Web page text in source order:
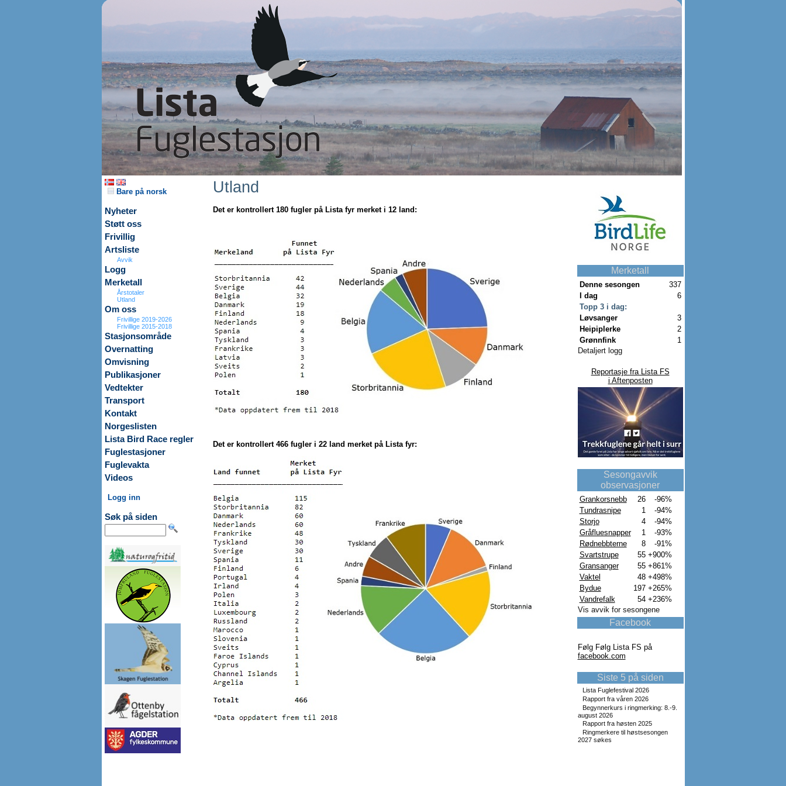
Bare på norsk
Nyheter
Støtt oss
Frivillig
Artsliste
Avvik
Logg
Merketall
Årstotaler
Utland
Om oss
Frivillige 2019-2026
Frivillige 2015-2018
Stasjonsområde
Overnatting
Omvisning
Publikasjoner
Vedtekter
Transport
Kontakt
Norgeslisten
Lista Bird Race regler
Fuglestasjoner
Fuglevakta
Videos
Logg inn
Søk på siden
Utland
Det er kontrollert 180 fugler på Lista fyr merket i 12 land:
Det er kontrollert 466 fugler i 22 land merket på Lista fyr:
Merketall
Denne sesongen
337
I dag
6
Topp 3 i dag:
Løvsanger
3
Heipiplerke
2
Grønnfink
1
Detaljert logg
Reportasje fra Lista FS
i Aftenposten
Sesongavvik
observasjoner
Grankorsnebb 26
-96%
Tundrasnipe
1
-94%
Storjo
4
-94%
Gråfluesnapper
1
-93%
Rødnebbterne
8
-91%
Svartstrupe
55 +900%
Gransanger
55 +861%
Vaktel
48 +498%
Bydue
197 +265%
Vandrefalk
54 +236%
Vis avvik for sesongene
Facebook
Følg Følg Lista FS på
facebook.com
Siste 5 på siden
Lista Fuglefestival 2026
Rapport fra våren 2026
Begynnerkurs i ringmerking: 8.-9.
august 2026
Rapport fra høsten 2025
Ringmerkere til høstsesongen
2027 søkes